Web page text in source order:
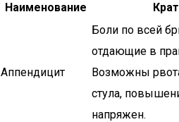
Наименование
Аппендицит
Боли по всей
отдающие в
Возможны
стула,
напряжен.